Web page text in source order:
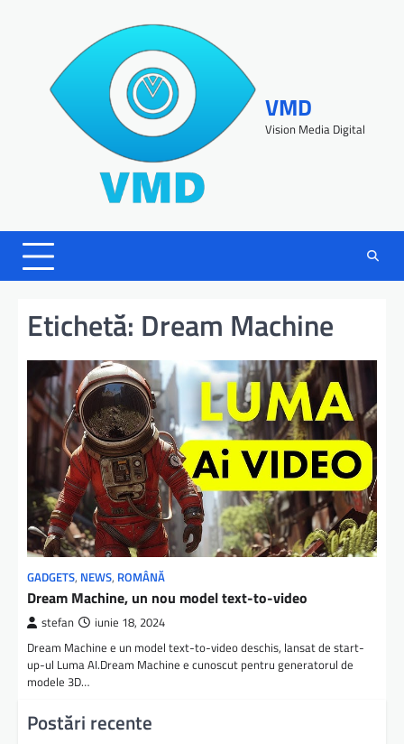
VMD
Vision Media Digital
Etichetă: Dream Machine
GADGETS, NEWS, ROMÂNĂ
Dream Machine, un nou model text-to-video
stefan iunie 18, 2024
Dream Machine e un model text-to-video deschis, lansat de start-
up-ul Luma AI.Dream Machine e cunoscut pentru generatorul de
modele 3D…
Postări recente